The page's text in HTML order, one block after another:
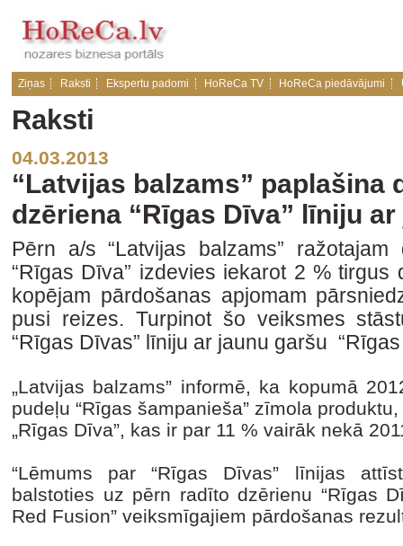
Ziņas Raksti Ekspertu padomi HoReCa TV HoReCa piedāvājumi
Raksti
04.03.2013
“Latvijas balzams” paplašina
dzēriena “Rīgas Dīva” līniju
Pērn a/s “Latvijas balzams”
“Rīgas Dīva” izdevies iekarot 2 %
kopējam pārdošanas apjomam
pusi reizes. Turpinot šo veiksmes
“Rīgas Dīvas” līniju ar jaunu garšu
„Latvijas balzams” informē, ka kopumā
pudeļu “Rīgas šampanieša” zīmola
„Rīgas Dīva”, kas ir par 11 % vairāk nekā
“Lēmums par “Rīgas Dīvas” līnijas
balstoties uz pērn radīto dzērienu “Rīgas
Red Fusion” veiksmīgajiem pārdošanas